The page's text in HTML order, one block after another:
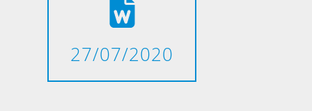
27/07/2020